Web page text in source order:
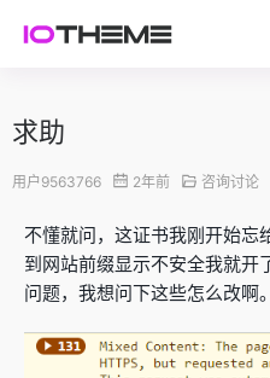
求助
用户9563766 2年前 咨询讨论
不懂就问，这证书我刚开始忘
到网站前缀显示不安全我就开
问题，我想问下这些怎么改啊